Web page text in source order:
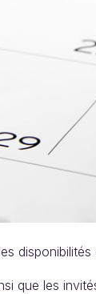
que les